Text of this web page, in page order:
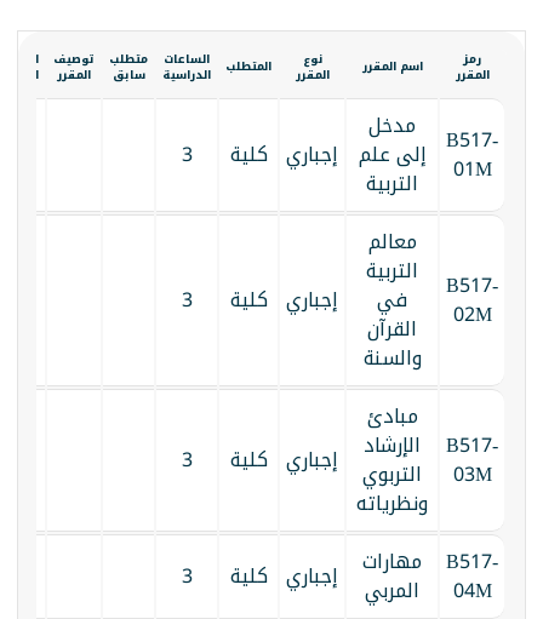
رمز
المقرر اسم المقرر نوع
المقرر المتطلب الساعات
الدراسية
متطلب
سابق
توصيف
المقرر
الكتاب
المقرر
B517-
01M
مدخل
إلى علم
التربية
إجباري كلية 3
B517-
02M
معالم
التربية
في
القرآن
والسنة
إجباري كلية 3
B517-
03M
مبادئ
الإرشاد
التربوي
ونظرياته
إجباري كلية 3
B517-
04M
مهارات
المربي إجباري كلية 3